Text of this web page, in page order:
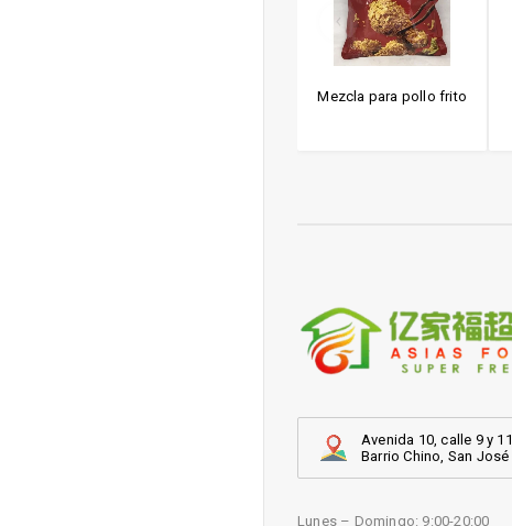
Mezcla para pollo frito
Avenida 10, calle 9 y 11,
Barrio Chino, San José
Lunes – Domingo: 9:00-20:00